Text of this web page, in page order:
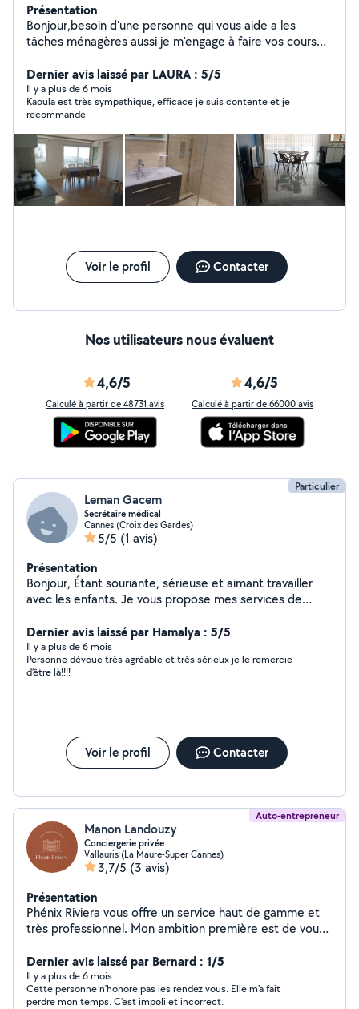
Présentation
Bonjour,besoin d'une personne qui vous aide a les
tâches ménagères aussi je m'engage à faire vos courses
prendre des initiatives,aussi garde d'enfants, bébé sitter
je suis diplômée avec 7 ans d'expérien
Dernier avis laissé par LAURA : 5/5
Il y a plus de 6 mois
Kaoula est très sympathique, efficace je suis contente et je
recommande
Voir le profil Contacter
Nos utilisateurs nous évaluent
4,6/5
Calculé à partir de 48731 avis
4,6/5
Calculé à partir de 66000 avis
Particulier
Leman Gacem
Secrétaire médical
Cannes (Croix des Gardes)
5/5 (1 avis)
Présentation
Bonjour, Étant souriante, sérieuse et aimant travailler
avec les enfants. Je vous propose mes services de
semaine et les week-ends.
Dernier avis laissé par Hamalya : 5/5
Il y a plus de 6 mois
Personne dévoue très agréable et très sérieux je le remercie
d’être là!!!!
Voir le profil Contacter
Auto-entrepreneur
Manon Landouzy
Conciergerie privée
Vallauris (La Maure-Super Cannes)
3,7/5 (3 avis)
Présentation
Phénix Riviera vous offre un service haut de gamme et
très professionnel. Mon ambition première est de vous
personnel en assurant tous les services de conciergerie
lié à la gestion de votre bien. Nous répondons à toutes
vos demandes, de la plus simple à la plus complexe. -
Dernier avis laissé par Bernard : 1/5
Il y a plus de 6 mois
Cette personne n'honore pas les rendez vous. Elle m'a fait
perdre mon temps. C'est impoli et incorrect.